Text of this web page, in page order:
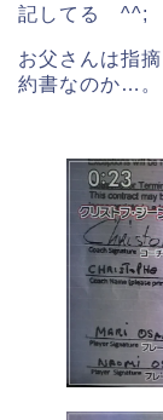
記してる ^^;
お父さんは指
約書なのか…。